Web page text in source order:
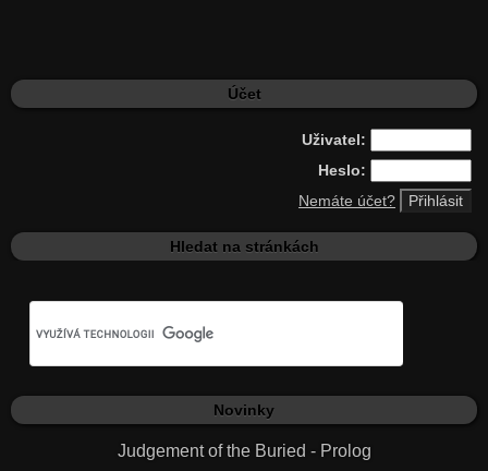
Účet
Uživatel:
Heslo:
Nemáte účet?
Hledat na stránkách
Novinky
Judgement of the Buried - Prolog